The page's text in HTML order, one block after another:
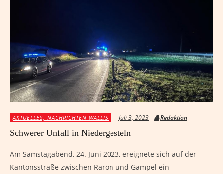
AKTUELLES, NACHRICHTEN WALLIS Juli 3, 2023 Redaktion
Schwerer Unfall in Niedergesteln
Am Samstagabend, 24. Juni 2023, ereignete sich auf der
Kantonsstraße zwischen Raron und Gampel ein